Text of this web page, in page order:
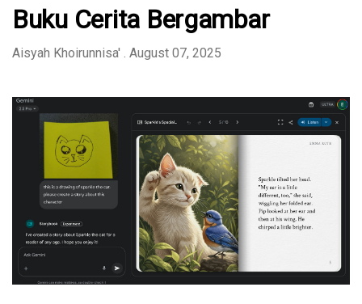
Buku Cerita Bergambar
Aisyah Khoirunnisa' . August 07, 2025